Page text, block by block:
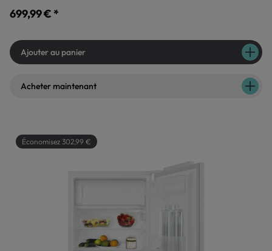
699,99 € *
Ajouter au panier
Acheter maintenant
Économisez 302,99 €